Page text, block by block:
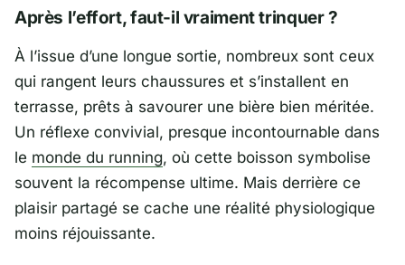
Après l’effort, faut-il vraiment trinquer ?
À l’issue d’une longue sortie, nombreux sont ceux
qui rangent leurs chaussures et s’installent en
terrasse, prêts à savourer une bière bien méritée.
Un réflexe convivial, presque incontournable dans
le monde du running, où cette boisson symbolise
souvent la récompense ultime. Mais derrière ce
plaisir partagé se cache une réalité physiologique
moins réjouissante.